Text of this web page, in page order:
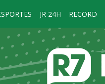
JR 24H RECORD